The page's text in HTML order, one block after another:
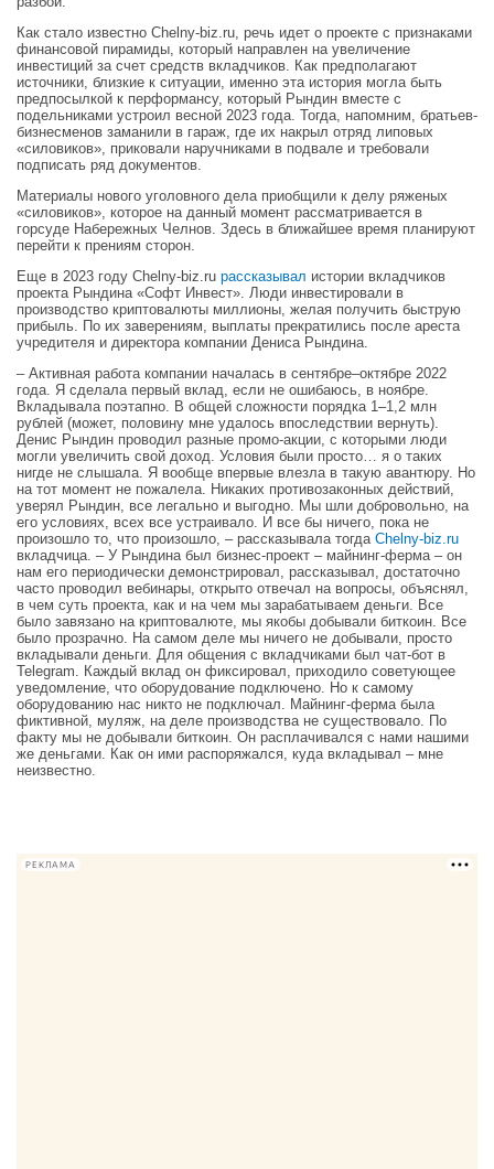
Как стало известно Сhelny-biz.ru, речь идет о проекте с признаками
финансовой пирамиды, который направлен на увеличение
инвестиций за счет средств вкладчиков. Как предполагают
источники, близкие к ситуации, именно эта история могла быть
предпосылкой к перформансу, который Рындин вместе с
подельниками устроил весной 2023 года. Тогда, напомним, братьев-
бизнесменов заманили в гараж, где их накрыл отряд липовых
«силовиков», приковали наручниками в подвале и требовали
подписать ряд документов.
Материалы нового уголовного дела приобщили к делу ряженых
«силовиков», которое на данный момент рассматривается в
горсуде Набережных Челнов. Здесь в ближайшее время планируют
перейти к прениям сторон.
Еще в 2023 году Сhelny-biz.ru рассказывал истории вкладчиков
проекта Рындина «Софт Инвест». Люди инвестировали в
производство криптовалюты миллионы, желая получить быструю
прибыль. По их заверениям, выплаты прекратились после ареста
учредителя и директора компании Дениса Рындина.
– Активная работа компании началась в сентябре–октябре 2022
года. Я сделала первый вклад, если не ошибаюсь, в ноябре.
Вкладывала поэтапно. В общей сложности порядка 1–1,2 млн
рублей (может, половину мне удалось впоследствии вернуть).
Денис Рындин проводил разные промо-акции, с которыми люди
могли увеличить свой доход. Условия были просто… я о таких
нигде не слышала. Я вообще впервые влезла в такую авантюру. Но
на тот момент не пожалела. Никаких противозаконных действий,
уверял Рындин, все легально и выгодно. Мы шли добровольно, на
его условиях, всех все устраивало. И все бы ничего, пока не
произошло то, что произошло, – рассказывала тогда Chelny-biz.ru
вкладчица. – У Рындина был бизнес-проект – майнинг-ферма – он
нам его периодически демонстрировал, рассказывал, достаточно
часто проводил вебинары, открыто отвечал на вопросы, объяснял,
в чем суть проекта, как и на чем мы зарабатываем деньги. Все
было завязано на криптовалюте, мы якобы добывали биткоин. Все
было прозрачно. На самом деле мы ничего не добывали, просто
вкладывали деньги. Для общения с вкладчиками был чат-бот в
Telegram. Каждый вклад он фиксировал, приходило советующее
уведомление, что оборудование подключено. Но к самому
оборудованию нас никто не подключал. Майнинг-ферма была
фиктивной, муляж, на деле производства не существовало. По
факту мы не добывали биткоин. Он расплачивался с нами нашими
же деньгами. Как он ими распоряжался, куда вкладывал – мне
неизвестно.
РЕКЛАМА